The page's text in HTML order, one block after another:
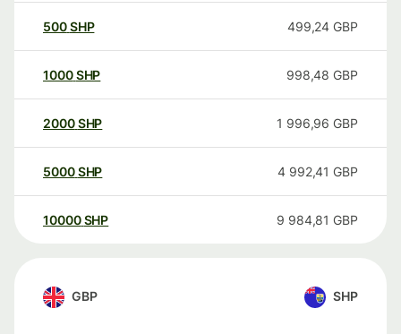
500SHP 499,24 GBP
1000SHP 998,48 GBP
2000SHP 1 996,96 GBP
5000SHP 4 992,41 GBP
10000 SHP 9 984,81 GBP
GBP SHP